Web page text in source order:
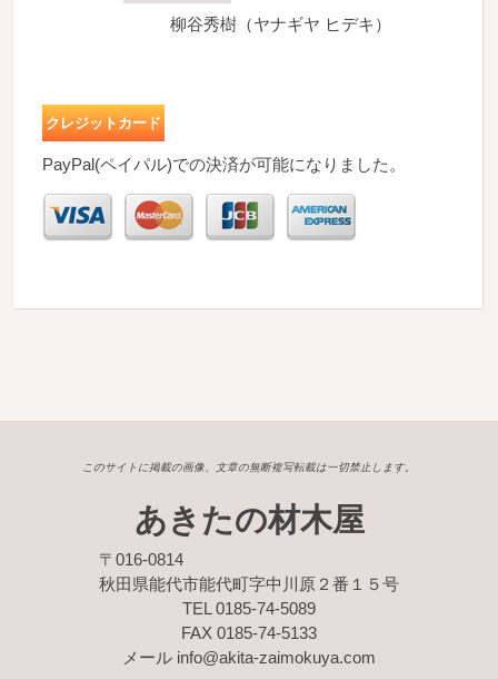
柳谷秀樹（ヤナギヤ ヒデキ）
クレジットカード
PayPal(ペイパル)での決済が可能になりました。
このサイトに掲載の画像、文章の無断複写転載は一切禁止します。
あきたの材木屋
〒016-0814
秋田県能代市能代町字中川原２番１５号
TEL 0185-74-5089
FAX 0185-74-5133
メール info@akita-zaimokuya.com